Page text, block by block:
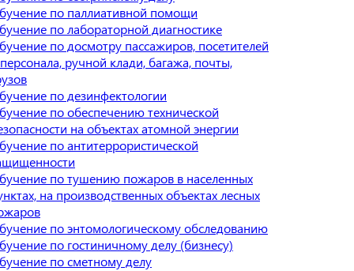
по паллиативной помощи
по лабораторной диагностике
по досмотру пассажиров, посетителей
ручной клади, багажа, почты,
по дезинфектологии
по обеспечению технической
на объектах атомной энергии
по антитеррористической
по тушению пожаров в населенных
на производственных объектах лесных
по энтомологическому обследованию
по гостиничному делу (бизнесу)
по сметному делу